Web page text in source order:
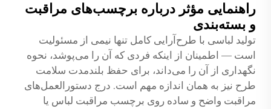
راهنمایی مؤثر درباره برچسب‌های مراقبت
و بسته‌بندی
تولید لباسی با طرح‌آرایی کامل تنها نیمی از مسئولیت
است — اطمینان از اینکه فردی که آن را می‌پوشد، نحوه
نگهداری از آن را می‌داند، برای حفظ بلندمدت سلامت
طرح نیز به همان اندازه مهم است. درج دستورالعمل‌های
مراقبت واضح و ساده روی برچسب مراقبت لباس یا